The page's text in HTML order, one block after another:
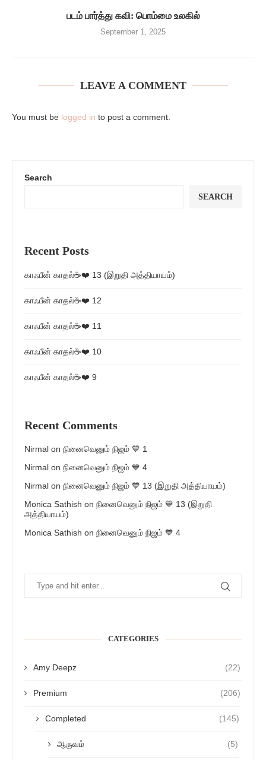
படம் பார்த்து கவி: பொம்மை உலகில்
September 1, 2025
LEAVE A COMMENT
You must be logged in to post a comment.
Search
SEARCH
Recent Posts
காஃபீன் காதல்☕❤️ 13 (இறுதி அத்தியாயம்)
காஃபீன் காதல்☕❤️ 12
காஃபீன் காதல்☕❤️ 11
காஃபீன் காதல்☕❤️ 10
காஃபீன் காதல்☕❤️ 9
Recent Comments
Nirmal on நினைவெனும் நிஜம் 💙 1
Nirmal on நினைவெனும் நிஜம் 💙 4
Nirmal on நினைவெனும் நிஜம் 💙 13 (இறுதி அத்தியாயம்)
Monica Sathish on நினைவெனும் நிஜம் 💙 13 (இறுதி
அத்தியாயம்)
Monica Sathish on நினைவெனும் நிஜம் 💙 4
CATEGORIES
Amy Deepz (22)
Premium (206)
Completed (145)
ஆருவம் (5)